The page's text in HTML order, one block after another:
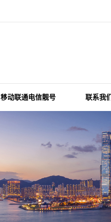
移动联通电信靓号 联系我们